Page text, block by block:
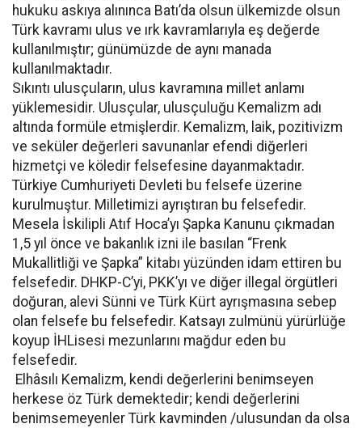
hukuku askıya alınınca Batı’da olsun ülkemizde olsun
Türk kavramı ulus ve ırk kavramlarıyla eş değerde
kullanılmıştır; günümüzde de aynı manada
kullanılmaktadır.
Sıkıntı ulusçuların, ulus kavramına millet anlamı
yüklemesidir. Ulusçular, ulusçuluğu Kemalizm adı
altında formüle etmişlerdir. Kemalizm, laik, pozitivizm
ve seküler değerleri savunanlar efendi diğerleri
hizmetçi ve köledir felsefesine dayanmaktadır.
Türkiye Cumhuriyeti Devleti bu felsefe üzerine
kurulmuştur. Milletimizi ayrıştıran bu felsefedir.
Mesela İskilipli Atıf Hoca’yı Şapka Kanunu çıkmadan
1,5 yıl önce ve bakanlık izni ile basılan “Frenk
Mukallitliği ve Şapka” kitabı yüzünden idam ettiren bu
felsefedir. DHKP-C’yi, PKK’yı ve diğer illegal örgütleri
doğuran, alevi Sünni ve Türk Kürt ayrışmasına sebep
olan felsefe bu felsefedir. Katsayı zulmünü yürürlüğe
koyup İHLisesi mezunlarını mağdur eden bu
felsefedir.
Elhâsılı Kemalizm, kendi değerlerini benimseyen
herkese öz Türk demektedir; kendi değerlerini
benimsemeyenler Türk kavminden /ulusundan da olsa